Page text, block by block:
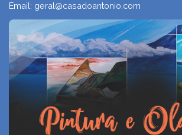
Email: geral@casadoantonio.com